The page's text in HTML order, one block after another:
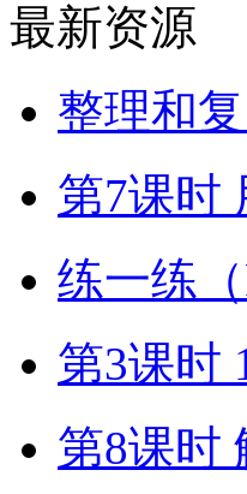
最新资源
整理和
第7课时
练一练（
第3课时
第8课时